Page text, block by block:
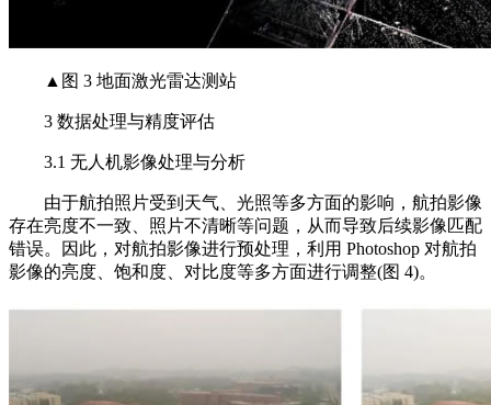
▲图 3 地面激光雷达测站
3 数据处理与精度评估
3.1 无人机影像处理与分析
由于航拍照片受到天气、光照等多方面的影响，航拍影像
存在亮度不一致、照片不清晰等问题，从而导致后续影像匹配
错误。因此，对航拍影像进行预处理，利用 Photoshop 对航拍
影像的亮度、饱和度、对比度等多方面进行调整(图 4)。